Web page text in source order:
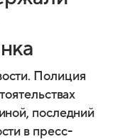
Полиция
последний
в пресс-